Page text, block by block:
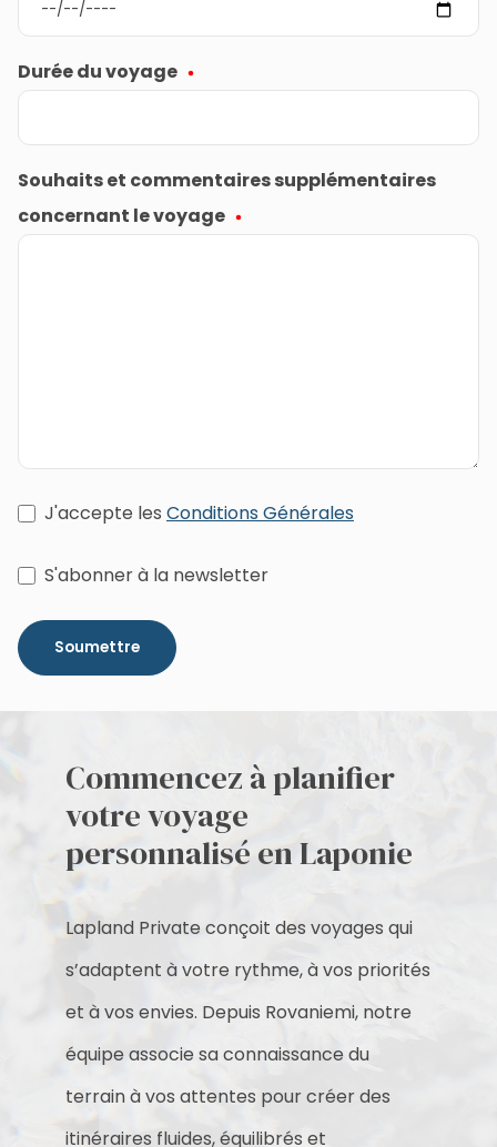
Durée du voyage
Souhaits et commentaires supplémentaires
concernant le voyage
J'accepte les Conditions Générales
S'abonner à la newsletter
Soumettre
Commencez à planifier
votre voyage
personnalisé en Laponie
Lapland Private conçoit des voyages qui
s’adaptent à votre rythme, à vos priorités
et à vos envies. Depuis Rovaniemi, notre
équipe associe sa connaissance du
terrain à vos attentes pour créer des
itinéraires fluides, équilibrés et